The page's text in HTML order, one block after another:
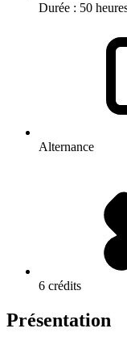
Durée : 50
Alternance
6 crédits
Présentation